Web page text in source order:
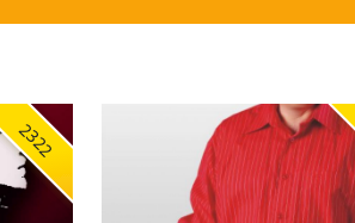
2322